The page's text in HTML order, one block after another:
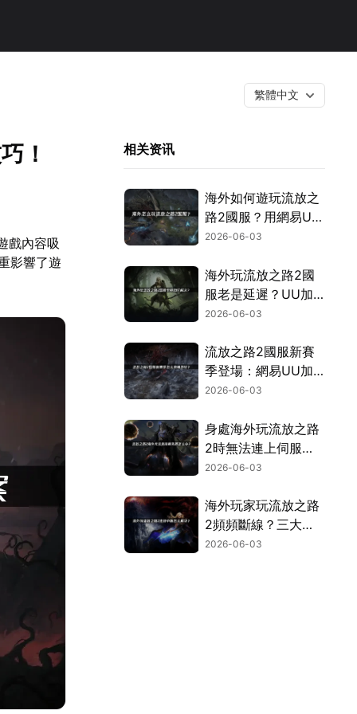
繁體中文
！
戲內容吸
影響了遊
相关资讯
海外如何遊玩流放之
路2國服？用網易UU
加速器一鍵搞定！
2026-06-03
海外玩流放之路2國
服老是延遲？UU加
速器一鍵搞定跨國網
2026-06-03
流放之路2國服新賽
季登場：網易UU加
速器讓你暢玩不卡
2026-06-03
身處海外玩流放之路
2時無法連上伺服器
的完整解決方案！
2026-06-03
海外玩家玩流放之路
2頻頻斷線？三大主
因與終極解決對策！
2026-06-03